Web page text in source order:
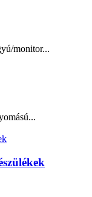
monitor...